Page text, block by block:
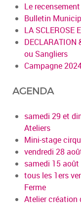
Le
Bulletin
LA SCLEROSE
DECLARATION
ou Sangliers
Campagne
AGENDA
samedi 29 et
Ateliers
Mini-stage
vendredi 28
samedi 15 août
tous les 1ers
Ferme
Atelier création